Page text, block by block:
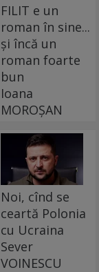
FILIT e un
roman în sine...
și încă un
roman foarte
bun
Ioana
MOROȘAN
Noi, cînd se
ceartă Polonia
cu Ucraina
Sever
VOINESCU